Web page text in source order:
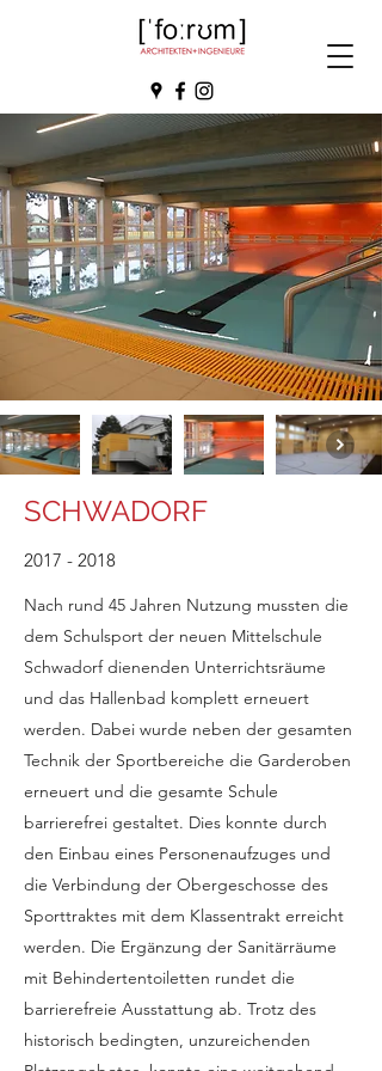
SCHWADORF
2017 - 2018
Nach rund 45 Jahren Nutzung mussten die
dem Schulsport der neuen Mittelschule
Schwadorf dienenden Unterrichtsräume
und das Hallenbad komplett erneuert
werden. Dabei wurde neben der gesamten
Technik der Sportbereiche die Garderoben
erneuert und die gesamte Schule
barrierefrei gestaltet. Dies konnte durch
den Einbau eines Personenaufzuges und
die Verbindung der Obergeschosse des
Sporttraktes mit dem Klassentrakt erreicht
werden. Die Ergänzung der Sanitärräume
mit Behindertentoiletten rundet die
barrierefreie Ausstattung ab. Trotz des
historisch bedingten, unzureichenden